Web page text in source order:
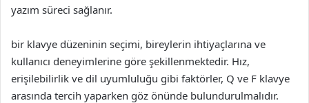
yazım süreci sağlanır.
bir klavye düzeninin seçimi, bireylerin ihtiyaçlarına ve
kullanıcı deneyimlerine göre şekillenmektedir. Hız,
erişilebilirlik ve dil uyumluluğu gibi faktörler, Q ve F klavye
arasında tercih yaparken göz önünde bulundurulmalıdır.